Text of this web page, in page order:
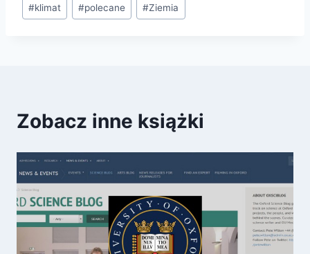
#klimat #polecane #Ziemia
Zobacz inne książki